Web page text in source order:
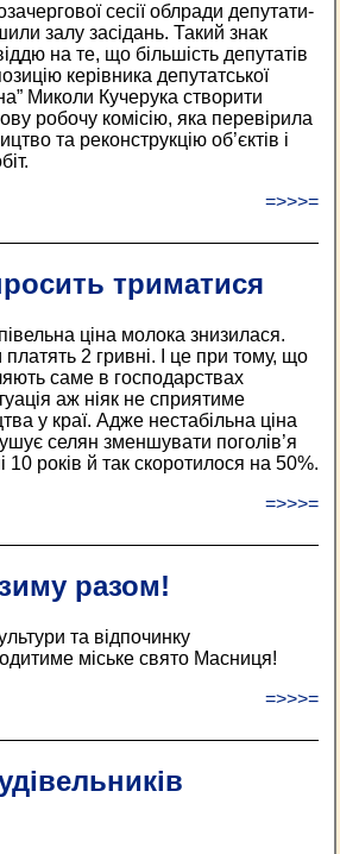
сесії облради депутати-
залу засідань. Такий знак
на те, що більшість депутатів
керівника депутатської
Миколи Кучерука створити
робочу комісію, яка перевірила
та реконструкцію об’єктів і
=>>>=
триматися
ціна молока знизилася.
2 гривні. І це при тому, що
саме в господарствах
аж ніяк не сприятиме
у краї. Адже нестабільна ціна
селян зменшувати поголів’я
10 років й так скоротилося на 50%.
=>>>=
разом!
та відпочинку
міське свято Масниця!
=>>>=